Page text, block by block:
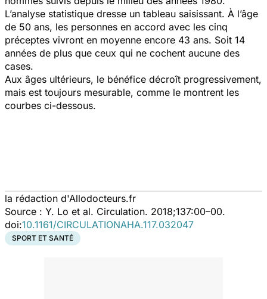
L’analyse statistique dresse un tableau saisissant. À l’âge
de 50 ans, les personnes en accord avec les cinq
préceptes vivront en moyenne encore 43 ans. Soit 14
années de plus que ceux qui ne cochent aucune des
cases.
Aux âges ultérieurs, le bénéfice décroît progressivement,
mais est toujours mesurable, comme le montrent les
courbes ci-dessous.
la rédaction d'Allodocteurs.fr
Source : Y. Lo et al. Circulation. 2018;137:00–00.
doi:10.1161/CIRCULATIONAHA.117.032047
SPORT ET SANTÉ